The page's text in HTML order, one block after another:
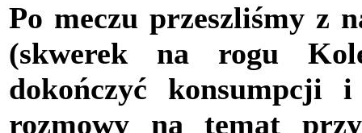
Po meczu przeszliśmy z
(skwerek na rogu
dokończyć konsumpcji
rozmowy na temat